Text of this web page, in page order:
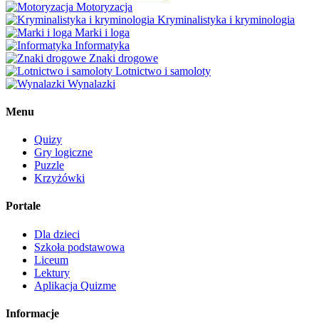
Motoryzacja
Kryminalistyka i kryminologia
Marki i loga
Informatyka
Znaki drogowe
Lotnictwo i samoloty
Wynalazki
Menu
Quizy
Gry logiczne
Puzzle
Krzyżówki
Portale
Dla dzieci
Szkoła podstawowa
Liceum
Lektury
Aplikacja Quizme
Informacje